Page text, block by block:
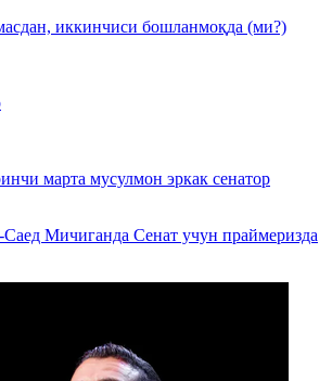
иккинчиси бошланмоқда (ми?)
марта мусулмон эркак сенатор
Мичиганда Сенат учун праймеризда